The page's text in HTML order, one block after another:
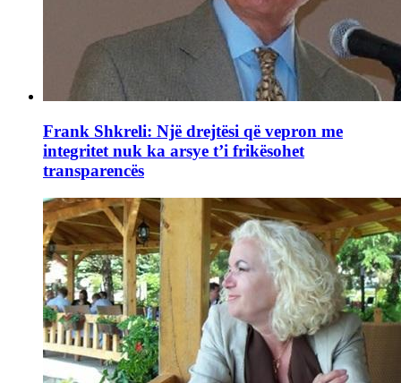
Frank Shkreli: Një drejtësi që vepron me
integritet nuk ka arsye t’i frikësohet
transparencës